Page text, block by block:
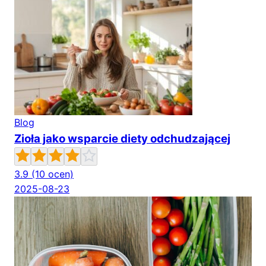
Blog
Zioła jako wsparcie diety odchudzającej
3.9 (10 ocen)
2025-08-23